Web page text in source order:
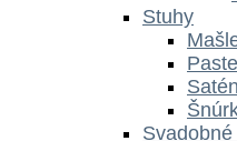
Stuhy